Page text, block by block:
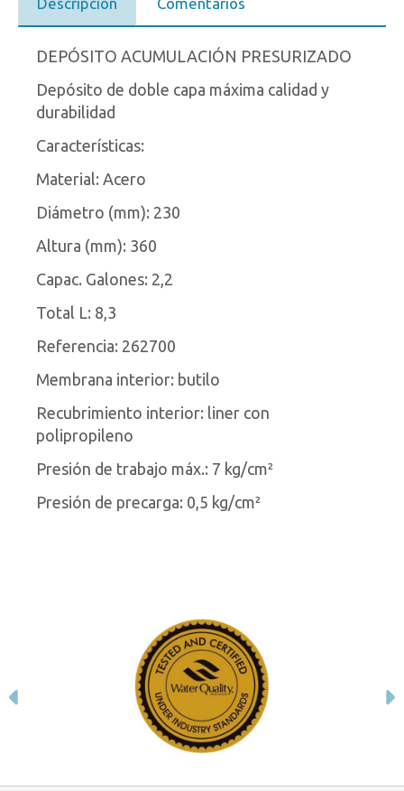
Descripción Comentarios
DEPÓSITO ACUMULACIÓN PRESURIZADO
Depósito de doble capa máxima calidad y
durabilidad
Características:
Material: Acero
Diámetro (mm): 230
Altura (mm): 360
Capac. Galones: 2,2
Total L: 8,3
Referencia: 262700
Membrana interior: butilo
Recubrimiento interior: liner con
polipropileno
Presión de trabajo máx.: 7 kg/cm²
Presión de precarga: 0,5 kg/cm²